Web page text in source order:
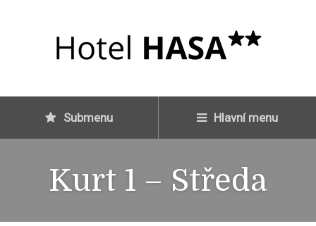
Submenu Hlavní menu
Kurt 1 – Středa